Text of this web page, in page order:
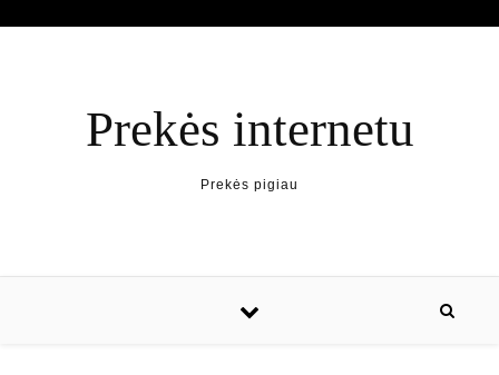
Prekės internetu
Prekės pigiau